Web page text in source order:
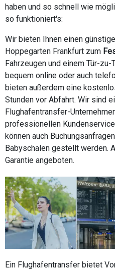
haben und so schnell wie
so funktioniert's:
Wir bieten Ihnen einen
Hoppegarten Frankfurt zum
Fahrzeugen und einem Tür-
bequem online oder auch
bieten außerdem eine
Stunden vor Abfahrt. Wir sind
Flughafentransfer-
professionellen
können auch
Babyschalen gestellt werden.
Garantie angeboten.
Ein Flughafentransfer bietet